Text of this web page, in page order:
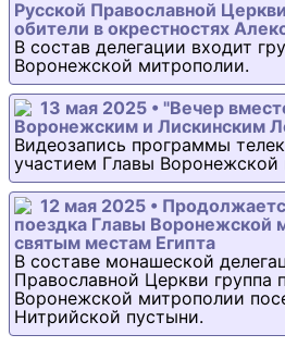
Русской Православной
обители в окрестностях
В состав делегации входит
Воронежской митрополии.
13 мая 2025 • "Вечер
Воронежским и Лискинским
Видеозапись программы
участием Главы Воронежской
12 мая 2025 •
поездка Главы Воронежской
святым местам Египта
В составе монашеской
Православной Церкви группа
Воронежской митрополии
Нитрийской пустыни.